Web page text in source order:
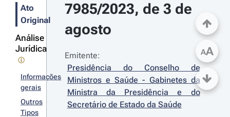
Ato
Original
Análise
Jurídica
Informações
gerais
Outros
Tipos
7985/2023, de 3 de
agosto
Emitente:
Presidência do Conselho de
Ministros e Saúde - Gabinetes da
Ministra da Presidência e do
Secretário de Estado da Saúde
AA